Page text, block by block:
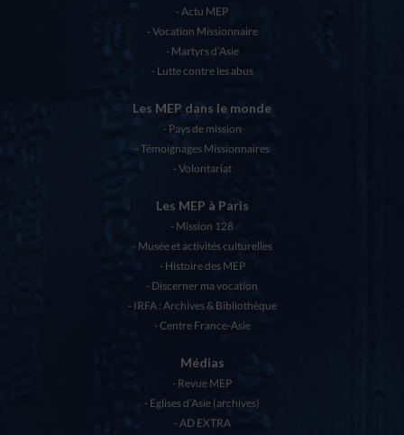
Actu MEP
Vocation Missionnaire
Martyrs d’Asie
Lutte contre les abus
Les MEP dans le monde
Pays de mission
Témoignages Missionnaires
Volontariat
Les MEP à Paris
Mission 128
Musée et activités culturelles
Histoire des MEP
Discerner ma vocation
IRFA : Archives & Bibliothèque
Centre France-Asie
Médias
Revue MEP
Eglises d’Asie (archives)
AD EXTRA